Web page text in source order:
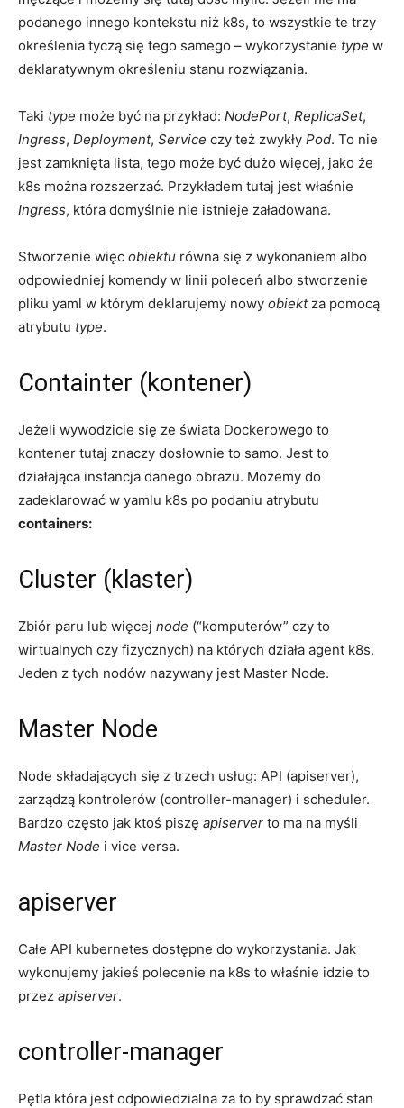
podanego innego kontekstu niż k8s, to wszystkie te trzy
określenia tyczą się tego samego – wykorzystanie type w
deklaratywnym określeniu stanu rozwiązania.
Taki type może być na przykład: NodePort, ReplicaSet,
Ingress, Deployment, Service czy też zwykły Pod. To nie
jest zamknięta lista, tego może być dużo więcej, jako że
k8s można rozszerzać. Przykładem tutaj jest właśnie
Ingress, która domyślnie nie istnieje załadowana.
Stworzenie więc obiektu równa się z wykonaniem albo
odpowiedniej komendy w linii poleceń albo stworzenie
pliku yaml w którym deklarujemy nowy obiektza pomocą
atrybutu type.
Containter (kontener)
Jeżeli wywodzicie się ze świata Dockerowego to
kontener tutaj znaczy dosłownie to samo. Jest to
działająca instancja danego obrazu. Możemy do
zadeklarować w yamlu k8s po podaniu atrybutu
containers:
Cluster (klaster)
Zbiór paru lub więcej node (“komputerów” czy to
wirtualnych czy fizycznych) na których działa agent k8s.
Jeden z tych nodów nazywany jest Master Node.
Master Node
Node składających się z trzech usług: API (apiserver),
zarządzą kontrolerów (controller-manager) i scheduler.
Bardzo często jak ktoś piszę apiserver to ma na myśli
Master Node i vice versa.
apiserver
Całe API kubernetes dostępne do wykorzystania. Jak
wykonujemy jakieś polecenie na k8s to właśnie idzie to
przez apiserver.
controller-manager
Pętla która jest odpowiedzialna za to by sprawdzać stan